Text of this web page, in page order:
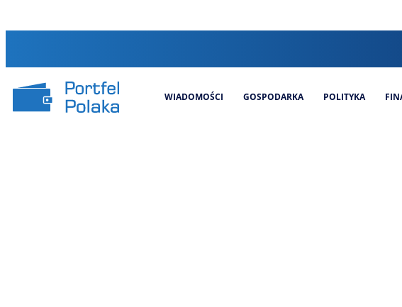
WIADOMOŚCI GOSPODARKA POLITYKA